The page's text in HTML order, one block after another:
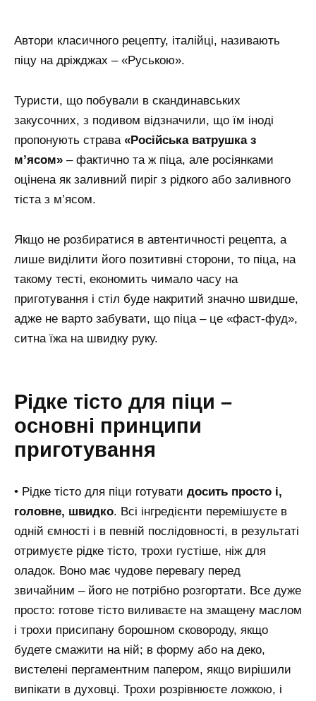
Автори класичного рецепту, італійці, називають
піцу на дріжджах – «Руською».
Туристи, що побували в скандинавських
закусочних, з подивом відзначили, що їм іноді
пропонують страва«Російська ватрушка з
м’ясом» – фактично та ж піца, але росіянками
оцінена як заливний пиріг з рідкого або заливного
тіста з м’ясом.
Якщо не розбиратися в автентичності рецепта, а
лише виділити його позитивні сторони, то піца, на
такому тесті, економить чимало часу на
приготування і стіл буде накритий значно швидше,
адже не варто забувати, що піца – це «фаст-фуд»,
ситна їжа на швидку руку.
Рідке тісто для піци –
основні принципи
приготування
• Рідке тісто для піци готувати досить просто і,
головне, швидко. Всі інгредієнти перемішуєте в
одній ємності і в певній послідовності, в результаті
отримуєте рідке тісто, трохи густіше, ніж для
оладок. Воно має чудове перевагу перед
звичайним – його не потрібно розгортати. Все дуже
просто: готове тісто виливаєте на змащену маслом
і трохи присипану борошном сковороду, якщо
будете смажити на ній; в форму або на деко,
вистелені пергаментним папером, якщо вирішили
випікати в духовці. Трохи розрівнюєте ложкою, і